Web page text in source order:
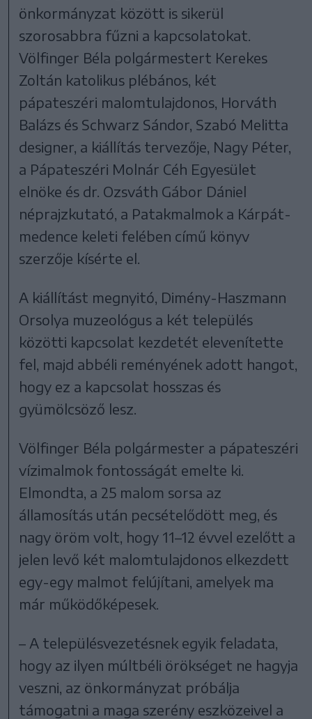
önkormányzat között is sikerül
szorosabbra fűzni a kapcsolatokat.
Völfinger Béla polgármestert Kerekes
Zoltán katolikus plébános, két
pápateszéri malomtulajdonos, Horváth
Balázs és Schwarz Sándor, Szabó Melitta
designer, a kiállítás tervezője, Nagy Péter,
a Pápateszéri Molnár Céh Egyesület
elnöke és dr. Ozsváth Gábor Dániel
néprajzkutató, a Patakmalmok a Kárpát-
medence keleti felében című könyv
szerzője kísérte el.
A kiállítást megnyitó, Dimény-Haszmann
Orsolya muzeológus a két település
közötti kapcsolat kezdetét elevenítette
fel, majd abbéli reményének adott hangot,
hogy ez a kapcsolat hosszas és
gyümölcsöző lesz.
Völfinger Béla polgármester a pápateszéri
vízimalmok fontosságát emelte ki.
Elmondta, a 25 malom sorsa az
államosítás után pecsételődött meg, és
nagy öröm volt, hogy 11–12 évvel ezelőtt a
jelen levő két malomtulajdonos elkezdett
egy-egy malmot felújítani, amelyek ma
már működőképesek.
– A településvezetésnek egyik feladata,
hogy az ilyen múltbéli örökséget ne hagyja
veszni, az önkormányzat próbálja
támogatni a maga szerény eszközeivel a